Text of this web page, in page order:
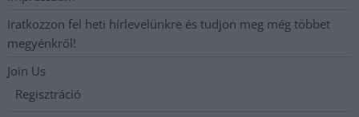
Iratkozzon fel heti hírlevelünkre és tudjon meg még többet
megyénkről!
Join Us
Regisztráció